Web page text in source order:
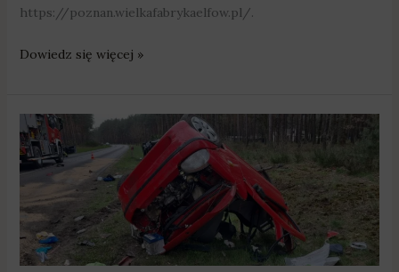
https://poznan.wielkafabrykaelfow.pl/.
Dowiedz się więcej »
osoby
zginęły
święta
na
wielkopolskich